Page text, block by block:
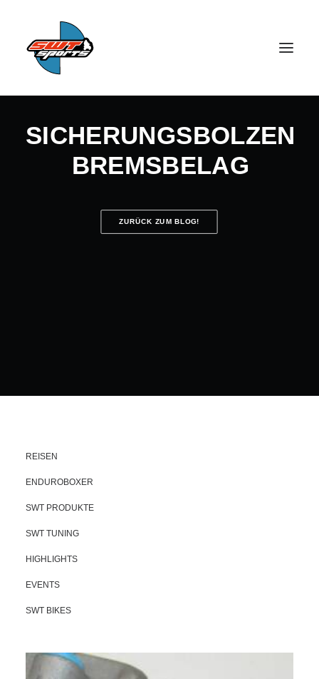
SEARCH
SICHERUNGSBOLZEN
BREMSBELAG
ZURÜCK ZUM BLOG!
REISEN
ENDUROBOXER
SWT PRODUKTE
SWT TUNING
HIGHLIGHTS
EVENTS
SWT BIKES